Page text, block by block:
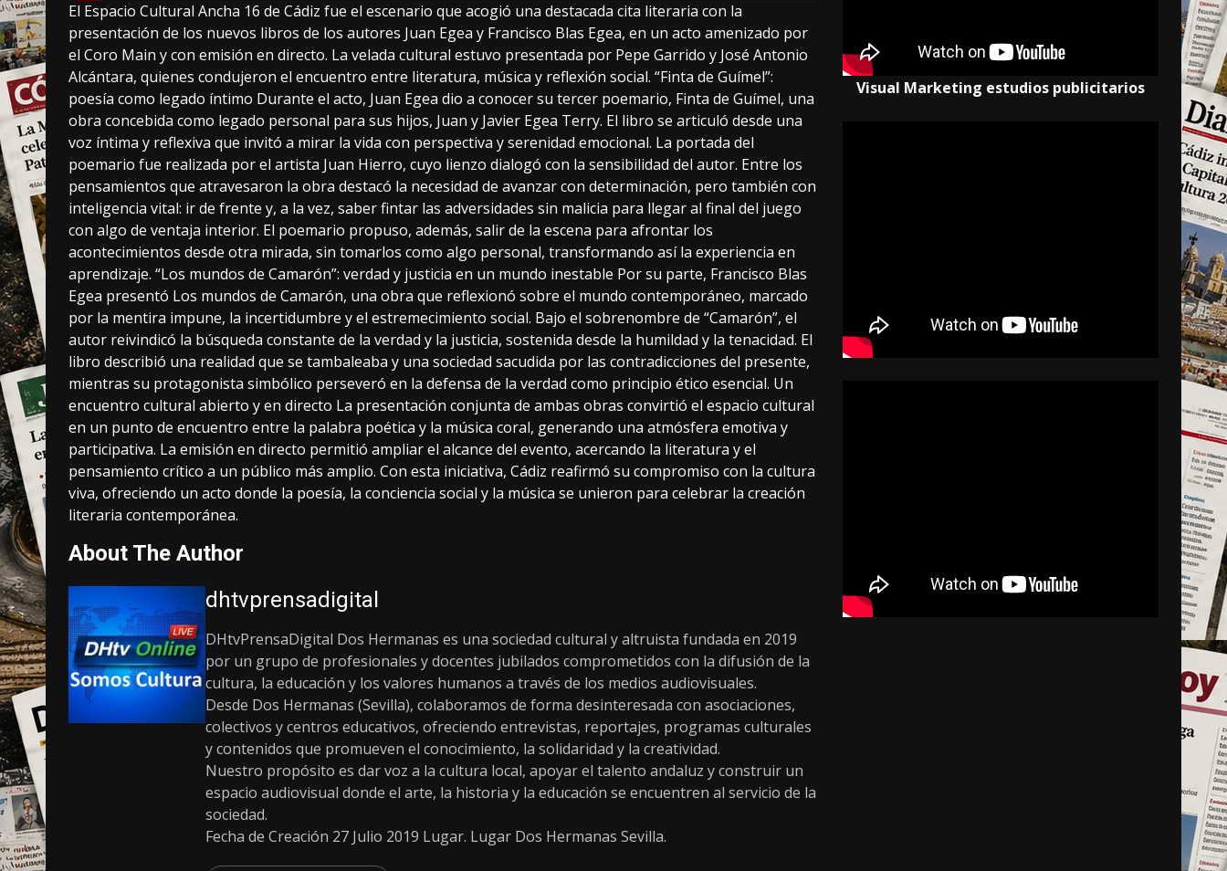
El Espacio Cultural Ancha 16 de Cádiz fue el escenario que acogió una destacada cita literaria con la
presentación de los nuevos libros de los autores Juan Egea y Francisco Blas Egea, en un acto amenizado por
el Coro Main y con emisión en directo. La velada cultural estuvo presentada por Pepe Garrido y José Antonio
Alcántara, quienes condujeron el encuentro entre literatura, música y reflexión social. “Finta de Guímel”:
poesía como legado íntimo Durante el acto, Juan Egea dio a conocer su tercer poemario, Finta de Guímel, una
obra concebida como legado personal para sus hijos, Juan y Javier Egea Terry. El libro se articuló desde una
voz íntima y reflexiva que invitó a mirar la vida con perspectiva y serenidad emocional. La portada del
poemario fue realizada por el artista Juan Hierro, cuyo lienzo dialogó con la sensibilidad del autor. Entre los
pensamientos que atravesaron la obra destacó la necesidad de avanzar con determinación, pero también con
inteligencia vital: ir de frente y, a la vez, saber fintar las adversidades sin malicia para llegar al final del juego
con algo de ventaja interior. El poemario propuso, además, salir de la escena para afrontar los
acontecimientos desde otra mirada, sin tomarlos como algo personal, transformando así la experiencia en
aprendizaje. “Los mundos de Camarón”: verdad y justicia en un mundo inestable Por su parte, Francisco Blas
Egea presentó Los mundos de Camarón, una obra que reflexionó sobre el mundo contemporáneo, marcado
por la mentira impune, la incertidumbre y el estremecimiento social. Bajo el sobrenombre de “Camarón”, el
autor reivindicó la búsqueda constante de la verdad y la justicia, sostenida desde la humildad y la tenacidad. El
libro describió una realidad que se tambaleaba y una sociedad sacudida por las contradicciones del presente,
mientras su protagonista simbólico perseveró en la defensa de la verdad como principio ético esencial. Un
encuentro cultural abierto y en directo La presentación conjunta de ambas obras convirtió el espacio cultural
en un punto de encuentro entre la palabra poética y la música coral, generando una atmósfera emotiva y
participativa. La emisión en directo permitió ampliar el alcance del evento, acercando la literatura y el
pensamiento crítico a un público más amplio. Con esta iniciativa, Cádiz reafirmó su compromiso con la cultura
viva, ofreciendo un acto donde la poesía, la conciencia social y la música se unieron para celebrar la creación
literaria contemporánea.
About The Author
dhtvprensadigital
DHtvPrensaDigital Dos Hermanas es una sociedad cultural y altruista fundada en 2019
por un grupo de profesionales y docentes jubilados comprometidos con la difusión de la
cultura, la educación y los valores humanos a través de los medios audiovisuales.
Desde Dos Hermanas (Sevilla), colaboramos de forma desinteresada con asociaciones,
colectivos y centros educativos, ofreciendo entrevistas, reportajes, programas culturales
y contenidos que promueven el conocimiento, la solidaridad y la creatividad.
Nuestro propósito es dar voz a la cultura local, apoyar el talento andaluz y construir un
espacio audiovisual donde el arte, la historia y la educación se encuentren al servicio de la
sociedad.
Fecha de Creación 27 Julio 2019 Lugar. Lugar Dos Hermanas Sevilla.
Visual Marketing estudios publicitarios